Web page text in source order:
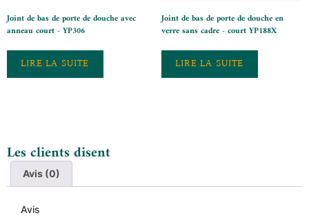
Joint de bas de porte de douche avec
anneau court - YP306
LIRE LA SUITE
Joint de bas de porte de douche en
verre sans cadre - court YP188X
LIRE LA SUITE
Les clients disent
Avis (0)
Avis